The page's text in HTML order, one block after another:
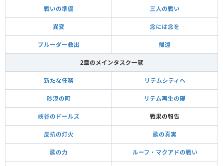
戦いの準備 三人の戦い
異変 念には念を
ブルーダー救出 帰還
2章のメインタスク一覧
新たな任務 リテムシティへ
砂漠の町 リテム再生の礎
峡谷のドールズ 戦果の報告
反抗の灯火 歌の真実
歌の力 ルーフ・マクアドの戦い